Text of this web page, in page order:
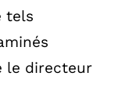
tels
le directeur